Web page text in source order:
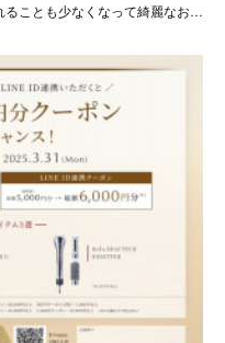
ることも少なくなって綺麗なお…